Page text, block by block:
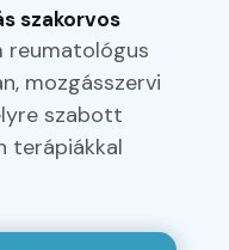
szakorvos
reumatológus
mozgásszervi
szabott
terápiákkal